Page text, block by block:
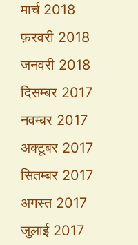
मार्च 2018
फ़रवरी 2018
जनवरी 2018
दिसम्बर 2017
नवम्बर 2017
अक्टूबर 2017
सितम्बर 2017
अगस्त 2017
जुलाई 2017